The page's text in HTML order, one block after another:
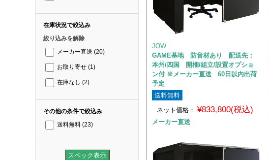
在庫状況で絞込み
絞り込みを解除
メーカー直送 (20)
お取り寄せ (1)
在庫なし (2)
その他の条件で絞込み
送料無料 (23)
JOW
GAME基地 防音材あり 配送先：
本州/四国 開梱/組立/設置オプショ
ン付 ※メーカー直送 60日以内出荷
予定
送料無料
ネット価格： ¥833,800(税込)
メーカー直送